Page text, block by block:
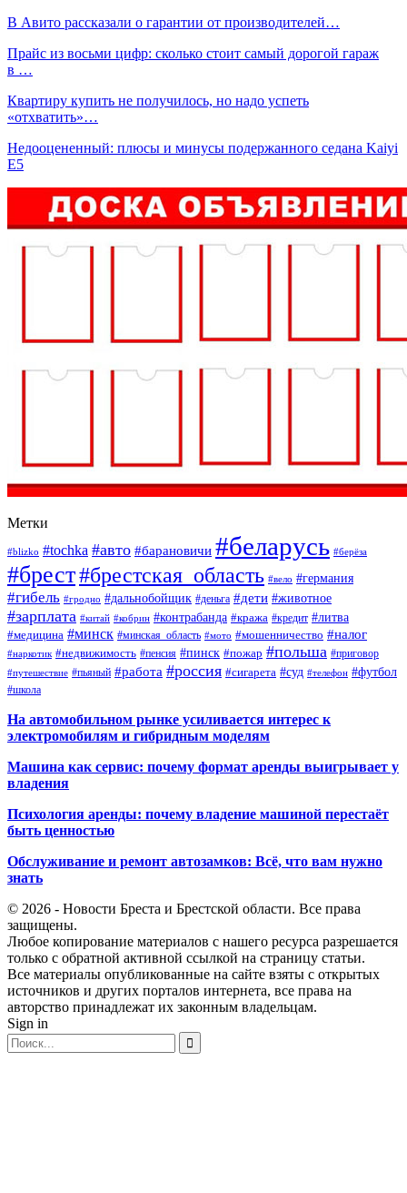
В Авито рассказали о гарантии от производителей…
Прайс из восьми цифр: сколько стоит самый дорогой гараж
в …
Квартиру купить не получилось, но надо успеть
«отхватить»…
Недооцененный: плюсы и минусы подержанного седана Kaiyi
E5
Метки
#blizko #tochka #авто #барановичи #беларусь #берёза
#брест#брестская_область #вело #германия
#гибель #гродно #дальнобойщик #деньга #дети #животное
#зарплата #китай #кобрин #контрабанда #кража #кредит #литва
#медицина #минск #минская_область #мото #мошенничество #налог
#наркотик #недвижимость #пенсия #пинск #пожар #польша #приговор
#путешествие #пьяный #работа #россия #сигарета #суд #телефон #футбол
#школа
На автомобильном рынке усиливается интерес к
электромобилям и гибридным моделям
Машина как сервис: почему формат аренды выигрывает у
владения
Психология аренды: почему владение машиной перестаёт
быть ценностью
Обслуживание и ремонт автозамков: Всё, что вам нужно
знать
© 2026 - Новости Бреста и Брестской области. Все права
защищены.
Любое копирование материалов с нашего ресурса разрешается
только с обратной активной ссылкой на страницу статьи.
Все материалы опубликованные на сайте взяты с открытых
источников и других порталов интернета, все права на
авторство принадлежат их законным владельцам.
Sign in